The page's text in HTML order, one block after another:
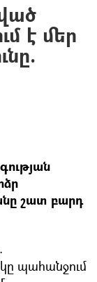
է մեր
շատ բարդ
.
պահանջում